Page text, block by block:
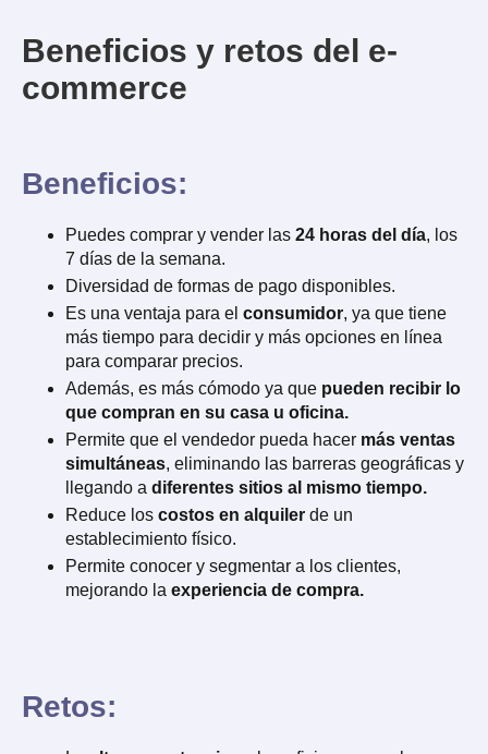
Beneficios y retos del e-
commerce
Beneficios:
Puedes comprar y vender las 24 horas del día, los
7 días de la semana.
Diversidad de formas de pago disponibles.
Es una ventaja para el consumidor, ya que tiene
más tiempo para decidir y más opciones en línea
para comparar precios.
Además, es más cómodo ya que pueden recibir lo
que compran en su casa u oficina.
Permite que el vendedor pueda hacer más ventas
simultáneas, eliminando las barreras geográficas y
llegando a diferentes sitios al mismo tiempo.
Reduce los costos en alquiler de un
establecimiento físico.
Permite conocer y segmentar a los clientes,
mejorando la experiencia de compra.
Retos: